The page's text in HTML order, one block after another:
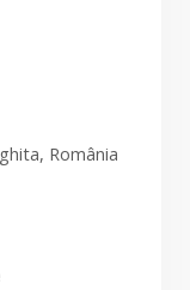
România